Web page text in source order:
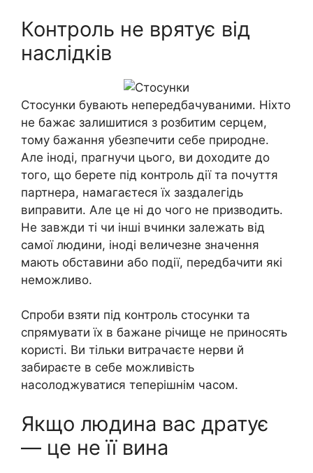
Контроль не врятує від
наслідків
Стосунки бувають непередбачуваними. Ніхто
не бажає залишитися з розбитим серцем,
тому бажання убезпечити себе природне.
Але іноді, прагнучи цього, ви доходите до
того, що берете під контроль дії та почуття
партнера, намагаєтеся їх заздалегідь
виправити. Але це ні до чого не призводить.
Не завжди ті чи інші вчинки залежать від
самої людини, іноді величезне значення
мають обставини або події, передбачити які
неможливо.
Спроби взяти під контроль стосунки та
спрямувати їх в бажане річище не приносять
користі. Ви тільки витрачаєте нерви й
забираєте в себе можливість
насолоджуватися теперішнім часом.
Якщо людина вас дратує
— це не її вина